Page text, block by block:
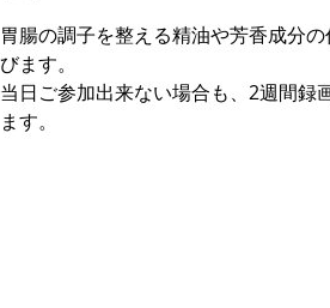
胃腸の調子を整える精油や芳香成分
びます。
当日ご参加出来ない場合も、2週間録
ます。